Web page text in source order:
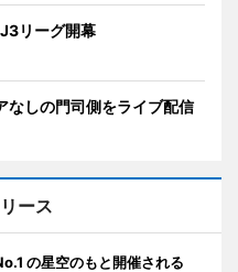
リーグ開幕
なしの門司側をライブ配信
ース
の星空のもと開催される